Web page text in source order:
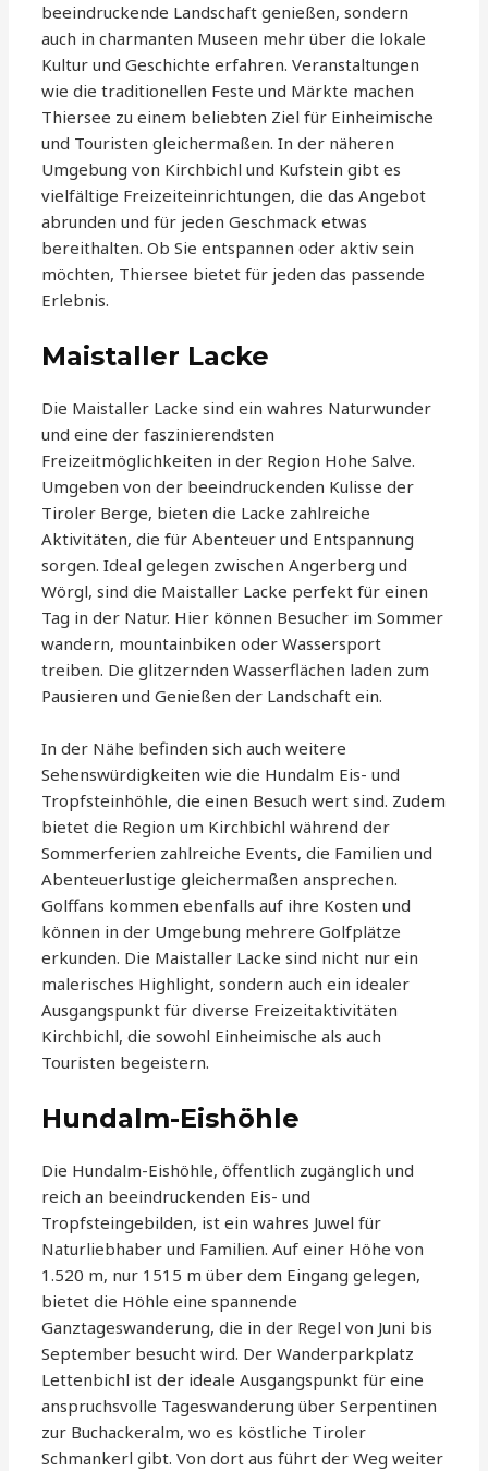
beeindruckende Landschaft genießen, sondern
auch in charmanten Museen mehr über die lokale
Kultur und Geschichte erfahren. Veranstaltungen
wie die traditionellen Feste und Märkte machen
Thiersee zu einem beliebten Ziel für Einheimische
und Touristen gleichermaßen. In der näheren
Umgebung von Kirchbichl und Kufstein gibt es
vielfältige Freizeiteinrichtungen, die das Angebot
abrunden und für jeden Geschmack etwas
bereithalten. Ob Sie entspannen oder aktiv sein
möchten, Thiersee bietet für jeden das passende
Erlebnis.
Maistaller Lacke
Die Maistaller Lacke sind ein wahres Naturwunder
und eine der faszinierendsten
Freizeitmöglichkeiten in der Region Hohe Salve.
Umgeben von der beeindruckenden Kulisse der
Tiroler Berge, bieten die Lacke zahlreiche
Aktivitäten, die für Abenteuer und Entspannung
sorgen. Ideal gelegen zwischen Angerberg und
Wörgl, sind die Maistaller Lacke perfekt für einen
Tag in der Natur. Hier können Besucher im Sommer
wandern, mountainbiken oder Wassersport
treiben. Die glitzernden Wasserflächen laden zum
Pausieren und Genießen der Landschaft ein.
In der Nähe befinden sich auch weitere
Sehenswürdigkeiten wie die Hundalm Eis- und
Tropfsteinhöhle, die einen Besuch wert sind. Zudem
bietet die Region um Kirchbichl während der
Sommerferien zahlreiche Events, die Familien und
Abenteuerlustige gleichermaßen ansprechen.
Golffans kommen ebenfalls auf ihre Kosten und
können in der Umgebung mehrere Golfplätze
erkunden. Die Maistaller Lacke sind nicht nur ein
malerisches Highlight, sondern auch ein idealer
Ausgangspunkt für diverse Freizeitaktivitäten
Kirchbichl, die sowohl Einheimische als auch
Touristen begeistern.
Hundalm-Eishöhle
Die Hundalm-Eishöhle, öffentlich zugänglich und
reich an beeindruckenden Eis- und
Tropfsteingebilden, ist ein wahres Juwel für
Naturliebhaber und Familien. Auf einer Höhe von
1.520 m, nur 1515 m über dem Eingang gelegen,
bietet die Höhle eine spannende
Ganztageswanderung, die in der Regel von Juni bis
September besucht wird. Der Wanderparkplatz
Lettenbichl ist der ideale Ausgangspunkt für eine
anspruchsvolle Tageswanderung über Serpentinen
zur Buchackeralm, wo es köstliche Tiroler
Schmankerl gibt. Von dort aus führt der Weg weiter